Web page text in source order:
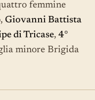
femmine
Giovanni Battista
di Tricase, 4°
minore Brigida